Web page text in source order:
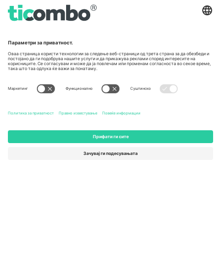
Канцеларии и поддршка
Germany
Berlin, Germany
United Kingdom
London, EC1V 1AW, United
131 Continental Dr, Suite 305,
Newark, Delaware 19713, United
Dorfstrasse 52a, 6390
Engelberg, Switzerland